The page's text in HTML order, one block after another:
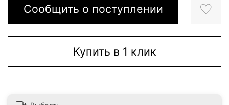
Сообщить о поступлении
Купить в 1 клик